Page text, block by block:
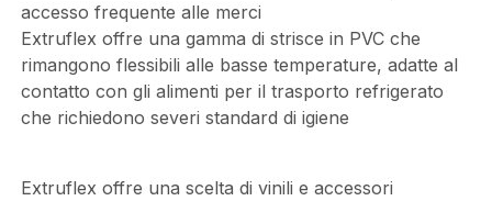
accesso frequente alle merci
Extruflex offre una gamma di strisce in PVC che
rimangono flessibili alle basse temperature, adatte al
contatto con gli alimenti per il trasporto refrigerato
che richiedono severi standard di igiene
Extruflex offre una scelta di vinili e accessori